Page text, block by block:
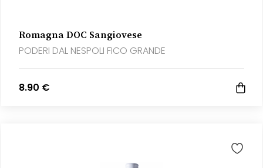
Romagna DOC Sangiovese
PODERI DAL NESPOLI FICO GRANDE
8.90 €